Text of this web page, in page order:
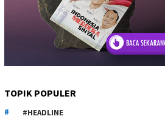
TOPIK POPULER
#HEADLINE